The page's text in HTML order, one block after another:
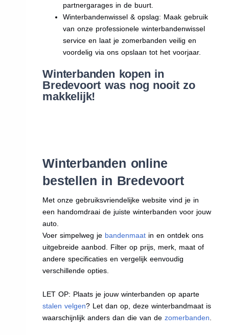
partnergarages in de buurt.
Winterbandenwissel & opslag: Maak gebruik
van onze professionele winterbandenwissel
service en laat je zomerbanden veilig en
voordelig via ons opslaan tot het voorjaar.
Winterbanden kopen in
Bredevoort was nog nooit zo
makkelijk!
Winterbanden online
bestellen in Bredevoort
Met onze gebruiksvriendelijke website vind je in
een handomdraai de juiste winterbanden voor jouw
auto.
Voer simpelweg je bandenmaat in en ontdek ons
uitgebreide aanbod. Filter op prijs, merk, maat of
andere specificaties en vergelijk eenvoudig
verschillende opties.
LET OP: Plaats je jouw winterbanden op aparte
stalen velgen? Let dan op, deze winterbandmaat is
waarschijnlijk anders dan die van dezomerbanden